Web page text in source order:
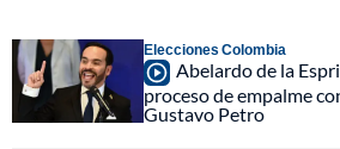
Elecciones Colombia
Abelardo de la
proceso de empalme
Gustavo Petro